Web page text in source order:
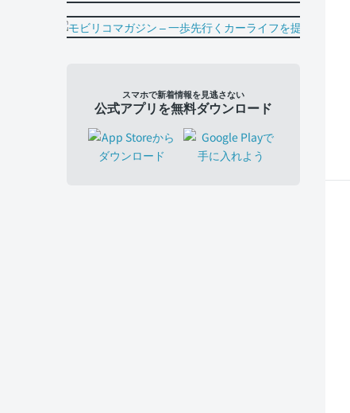
スマホで新着情報を見逃さない
公式アプリを無料ダウンロード